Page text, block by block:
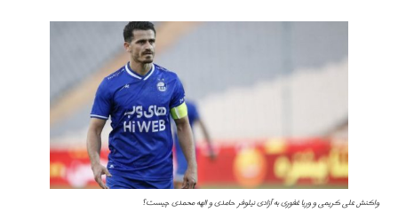
واكنش علی کریمی و وریا غفوری به آزادی نیلوفر حامدی و الهه محمدی چیست؟